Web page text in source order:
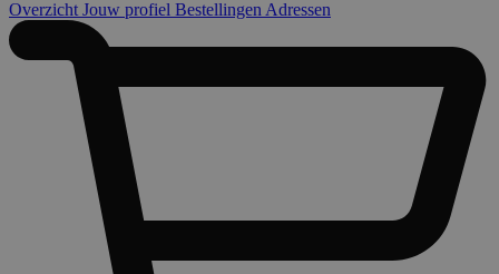
Overzicht Jouw profiel Bestellingen Adressen